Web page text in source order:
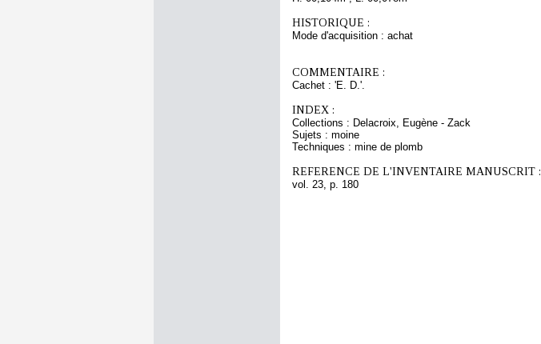
HISTORIQUE :
Mode d'acquisition : achat
COMMENTAIRE :
Cachet : 'E. D.'.
INDEX :
Collections : Delacroix, Eugène - Zack
Sujets : moine
Techniques : mine de plomb
REFERENCE DE L'INVENTAIRE MANUSCRIT :
vol. 23, p. 180